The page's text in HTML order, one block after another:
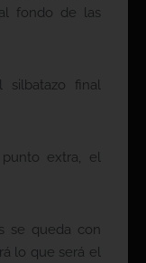
fondo de las
silbatazo final
extra, el
se queda con
lo que será el